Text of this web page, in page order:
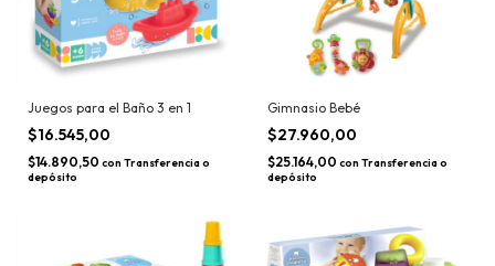
Juegos para el Baño 3 en 1
$16.545,00
$14.890,50 con Transferencia o
depósito
Gimnasio Bebé
$27.960,00
$25.164,00 con Transferencia o
depósito